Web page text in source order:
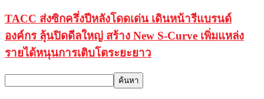
TACC ส่งซิกครึ่งปีหลังโดดเด่น เดินหน้ารีแบรนด์
องค์กร ลุ้นปิดดีลใหญ่ สร้าง New S-Curve เพิ่มแหล่ง
รายได้หนุนการเติบโตระยะยาว